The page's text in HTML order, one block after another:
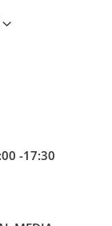
-17:30